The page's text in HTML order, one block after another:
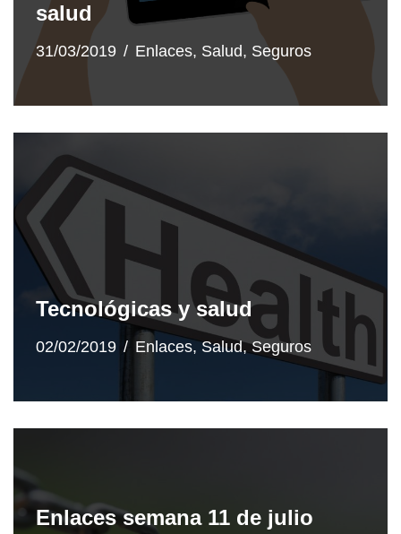
salud
31/03/2019 Enlaces, Salud, Seguros
Tecnológicas y salud
02/02/2019 Enlaces,Salud,Seguros
Enlaces semana 11 de julio